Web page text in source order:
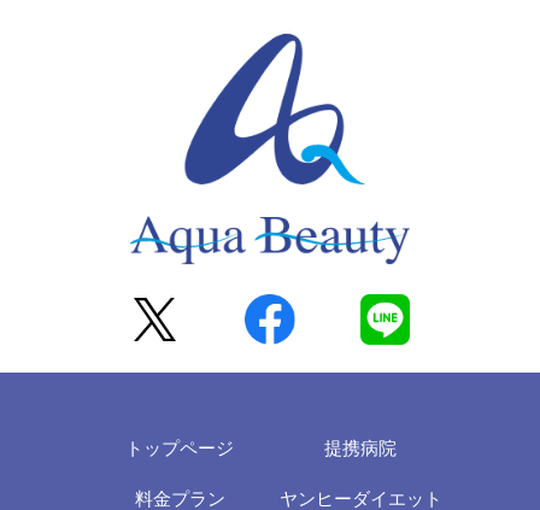
トップページ 提携病院
料金プラン ヤンヒーダイエット